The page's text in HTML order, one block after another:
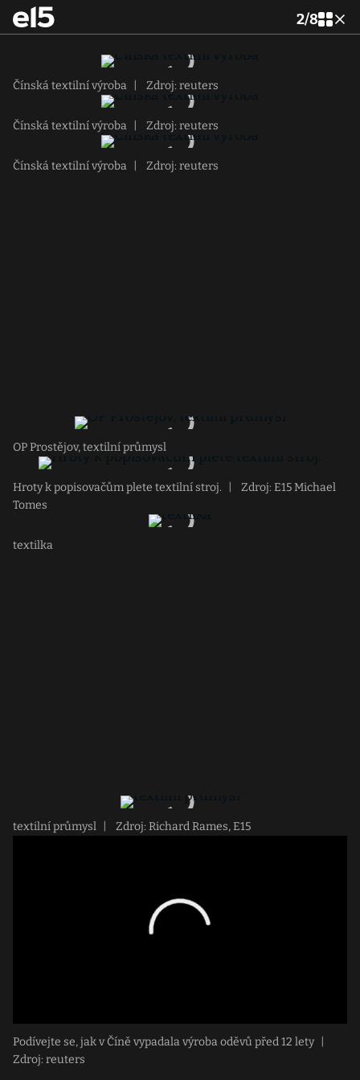
2/8
Čínská textilní výroba Zdroj: reuters
Čínská textilní výroba Zdroj: reuters
Čínská textilní výroba Zdroj: reuters
OP Prostějov, textilní průmysl
Hroty k popisovačům plete textilní stroj.
Zdroj: E15 Michael
Tomes
textilka
textilní průmysl Zdroj: Richard Rames, E15
Podívejte se, jak v Číně vypadala výroba oděvů před 12 lety
Zdroj: reuters